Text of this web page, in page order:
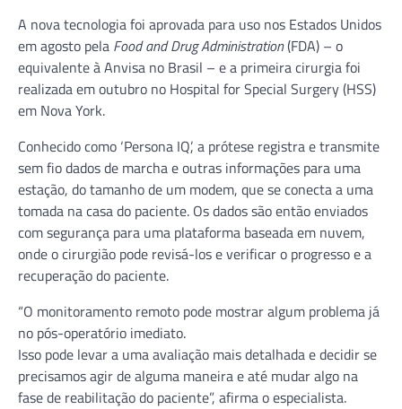
A nova tecnologia foi aprovada para uso nos Estados Unidos
em agosto pela Food and Drug Administration(FDA) – o
equivalente à Anvisa no Brasil – e a primeira cirurgia foi
realizada em outubro no Hospital for Special Surgery (HSS)
em Nova York.
Conhecido como ‘Persona IQ’, a prótese registra e transmite
sem fio dados de marcha e outras informações para uma
estação, do tamanho de um modem, que se conecta a uma
tomada na casa do paciente. Os dados são então enviados
com segurança para uma plataforma baseada em nuvem,
onde o cirurgião pode revisá-los e verificar o progresso e a
recuperação do paciente.
“O monitoramento remoto pode mostrar algum problema já
no pós-operatório imediato.
Isso pode levar a uma avaliação mais detalhada e decidir se
precisamos agir de alguma maneira e até mudar algo na
fase de reabilitação do paciente”, afirma o especialista.